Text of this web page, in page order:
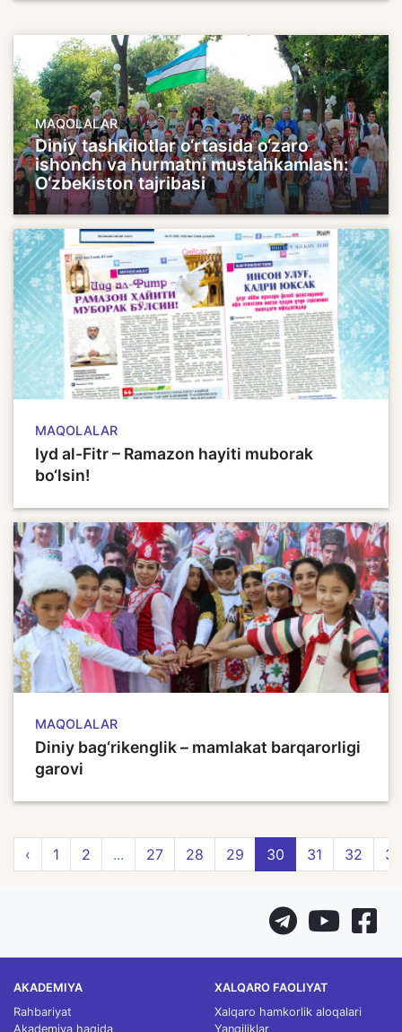
MAQOLALAR
Diniy tashkilotlar o‘rtasida o‘zaro
ishonch va hurmatni mustahkamlash:
O‘zbekiston tajribasi
MAQOLALAR
Iyd al-Fitr – Ramazon hayiti muborak
bo‘lsin!
MAQOLALAR
Diniy bag‘rikenglik – mamlakat barqarorligi
garovi
‹ 1 2 ... 27 28 29 30 31 32 33
AKADEMIYA
Rahbariyat
Akademiya haqida
XALQARO FAOLIYAT
Xalqaro hamkorlik aloqalari
Yangiliklar